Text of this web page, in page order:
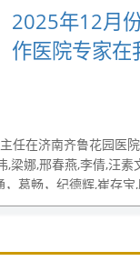
2025年12月
作医院专家
任在济南齐鲁花园医
,梁娜,邢春燕,李倩,汪
葛畅，纪德辉,崔存